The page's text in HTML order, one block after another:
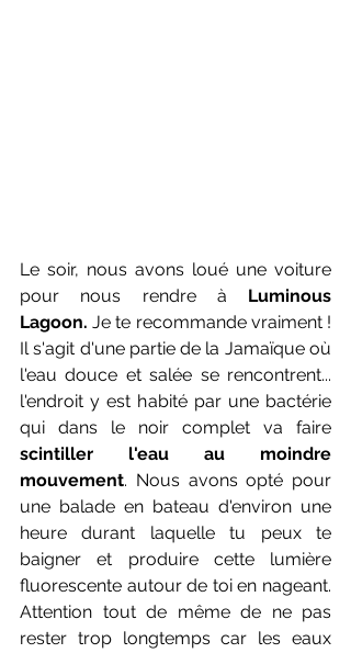
Le soir, nous avons loué une voiture
pour nous rendre à Luminous
Lagoon. Je te recommande vraiment !
Il s'agit d'une partie de la Jamaïque où
l'eau douce et salée se rencontrent...
l'endroit y est habité par une bactérie
scintiller l'eau au moindre
mouvement. Nous avons opté pour
une balade en bateau d'environ une
heure durant laquelle tu peux te
baigner et produire cette lumière
fluorescente autour de toi en nageant.
Attention tout de même de ne pas
rester trop longtemps car les eaux